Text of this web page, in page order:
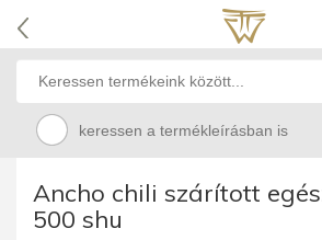
keressen a termékleírásban is
Ancho chili szárított
500 shu